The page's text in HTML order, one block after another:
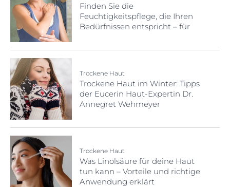
Finden Sie die
Feuchtigkeitspflege, die Ihren
Bedürfnissen entspricht – für
Trockene Haut
Trockene Haut im Winter: Tipps
der Eucerin Haut-Expertin Dr.
Annegret Wehmeyer
Trockene Haut
Was Linolsäure für deine Haut
tun kann – Vorteile und richtige
Anwendung erklärt